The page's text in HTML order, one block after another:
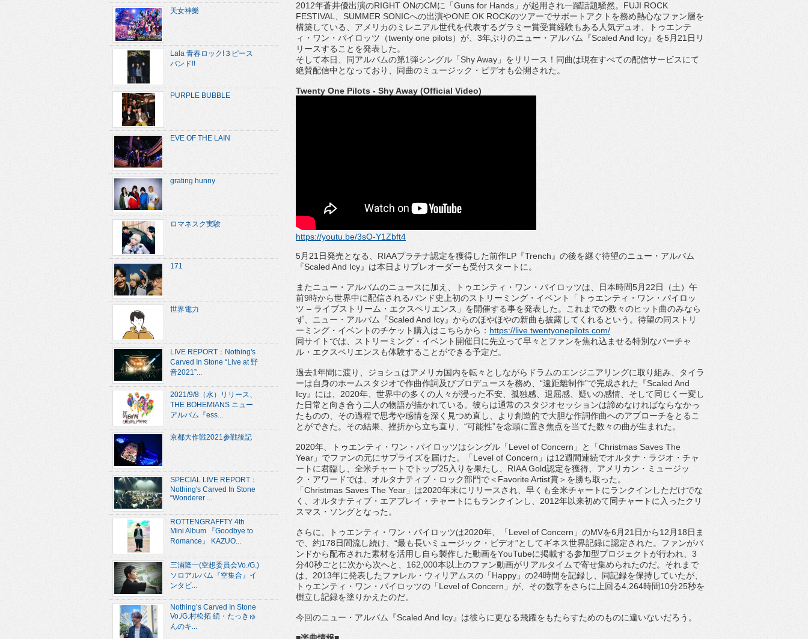
2012年蒼井優出演のRIGHT ONのCMに「Guns for Hands 」が起用され一躍話題騒然。 FUJI ROCK
FESTIVAL
SUMMER SONICへの出演やONE OK ROCKのツアーでサポートアクトを務め熱心なファン層を
構築している、 アメリカのミレニアル世代を代表するグラミー賞受賞経験もある人気デュオ、トゥエンテ
ィ・ワン・パイロッツ（twenty one pilots）が、 3年ぶりのニュー・アルバム『Scaled And Icy』を5月 21 日リ
リースすることを発表した。
そして本日、同アルバムの第1弾シングル「Shy Away 」をリリース！ 同曲は現在すべての配信サービスにて
絶賛配信中となっており、 同曲のミュージック・ビデオも公開された。
Twenty One Pilots - Shy Away (Official Video)
https://youtu.be/3sO-Y1Zbft4
5月 21 日発売となる、 RIAAプラチナ認定を獲得した前作LP 『Trench 』の後を継ぐ待望のニュー・アルバム
『Scaled And Icy』は本日よりプレオーダーも受付スタートに。
またニュー・アルバムのニュースに加え、トゥエンティ・ワン・ パイロッツは、日本時間5月 22日（土）午
前9時から世界中に配信されるバンド史上初のストリーミング・イベント「 トゥエンティ・ワン・パイロッ
ツ – ライブストリーム・ エクスペリエンス」を開催する事を発表した。
これまでの数々のヒット曲のみなら
ず、ニュー・アルバム『Scaled And Icy』からのほやほやの新曲も披露してくれるという。 待望の同ストリ
ーミング・イベントのチケット購入はこちらから： https://live.twentyonepilots. com/
同サイトでは、ストリーミング・ イベント開催日に先立って早々とファンを焦れ込ませる特別なバーチャ
ル・エクスペリエンスも体験することができる予定だ。
過去1年間に渡り、 ジョシュはアメリカ国内を転々としながらドラムのエンジニアリングに取り組み、
タイラ
ーは自身のホームスタジオで作曲作詞及びプロデュースを務め、 “遠距離制作”で完成された『Scaled And
Icy』には、 2020年、世界中の多くの人々が浸った不安、 孤独感、退屈感、疑いの感情、 そして同じく一変し
た日常と向き合う二人の物語が描かれている。 彼らは通常のスタジオセッションは諦めなければならなかっ
たものの、その過程で思考や感情を深く見つめ直し、
より創造的で大胆な作詞作曲へのアプローチをとるこ
とができた。 その結果、挫折から立ち直り、 “可能性”を念頭に置き焦点を当てた数々の曲が生まれた。
2020年、トゥエンティ・ワン・パイロッツはシングル「Level of Concern 」と「Christmas Saves The
Year 」でファンの元にサプライズを届けた。「Level of Concern 」は12週間連続でオルタナ・ラジオ・ チャ
ートに君臨し、全米チャートでトップ25入りを果たし、 RIAA Gold認定を獲得、アメリカン・ミュージッ
ク・アワードでは、 オルタナティブ・ロック部門で＜ Favorite Artist賞＞を勝ち取った。
「Christmas Saves The Year 」は2020年末にリリースされ、 早くも全米チャートにランクインしただけでな
く、 オルタナティブ・エアプレイ・チャートにもランクインし、 201 2年以来初めて同チャートに入ったクリ
スマス・ソングとなった。
さらに、トゥエンティ・ワン・パイロッツは2020年、「Level of Concern 」のMVを6 月 21 日から12 月 18日ま
で、約178日間流し続け、 “最も長いミュージック・ビデオ”としてギネス世界記録に認定された。 ファンがバ
ンドから配布された素材を活用し自ら製作した動画をYouTubeに掲載する参加型プロジェクトが行われ、 3
分40秒ごとに次から次へと、 162,000本以上のファン動画がリアルタイムで寄せ集められたのだ。それまで
は、 2013年に発表したファレル・ウィリアムスの「Happy 」の24時間を記録し、 同記録を保持していたが、
トゥエンティ・ワン・パイロッツの「L evel of Concern 」が、その数字をさらに上回る4,264時間10分25秒を
樹立し記録を塗りかえたのだ。
今回のニュー・アルバム『Scaled And Icy』 は彼らに更なる飛躍をもたらすためのものに違いないだろう。
天女神樂
Lala 青春ロック!３ピース
バンド!!
PURPLE BUBBLE
EVE OF THE LAIN
grating hunny
ロマネスク実験
171
世界電力
LIVE REPORT：Nothing's
Carved In Stone “Live at 野
音2021”...
2021/9/8（水）リリース、
THE BOHEMIANS ニュー
アルバム『ess...
京都大作戦2021参戦後記
SPECIAL LIVE REPORT：
Nothing's Carved In Stone
“Wonderer ...
ROTTENGRAFFTY 4th
Mini Album 『Goodbye to
Romance』 KAZUO...
三浦隆一(空想委員会Vo./G.)
ソロアルバム『空集合』イ
ンタビ...
Nothing’s Carved In Stone
Vo./G.村松拓 続・たっきゅ
んのキ...